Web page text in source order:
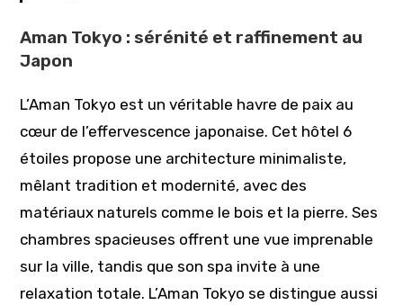
Aman Tokyo : sérénité et raffinement au
Japon
L’Aman Tokyo est un véritable havre de paix au
cœur de l’effervescence japonaise. Cet hôtel 6
étoiles propose une architecture minimaliste,
mêlant tradition et modernité, avec des
matériaux naturels comme le bois et la pierre. Ses
chambres spacieuses offrent une vue imprenable
sur la ville, tandis que son spa invite à une
relaxation totale. L’Aman Tokyo se distingue aussi